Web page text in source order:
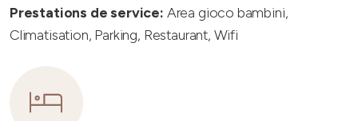
Prestations de service: Area gioco bambini,
Climatisation, Parking, Restaurant, Wifi